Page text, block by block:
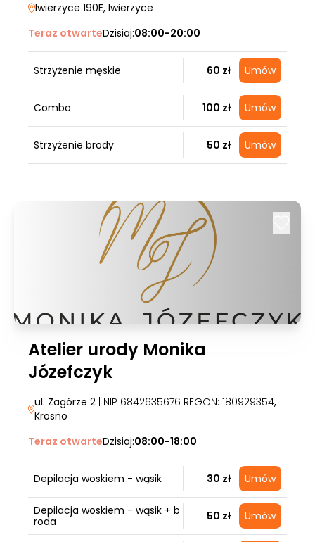
Iwierzyce 190E, Iwierzyce
Teraz otwarteDzisiaj:08:00-20:00
Strzyżenie męskie 60 zł Umów
Combo 100 zł Umów
Strzyżenie brody 50 zł Umów
Atelier urody Monika
Józefczyk
ul. Zagórze 2 | NIP 6842635676 REGON: 180929354,
Krosno
Teraz otwarteDzisiaj:08:00-18:00
Depilacja woskiem - wąsik 30 zł Umów
Depilacja woskiem - wąsik + b
roda
50 zł Umów